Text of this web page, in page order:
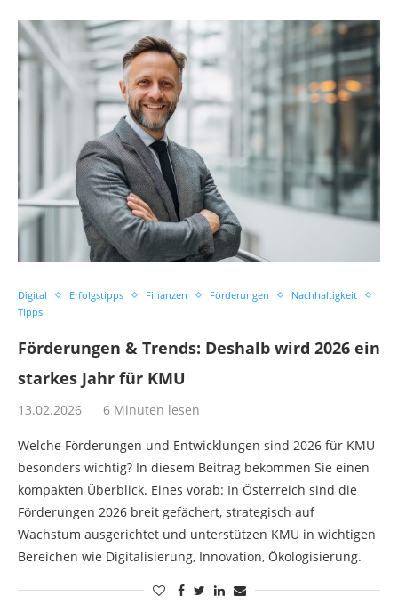
Digital Erfolgstipps Finanzen Förderungen
Nachhaltigkeit
Tipps
Förderungen & Trends: Deshalb wird 2026 ein
starkes Jahr für KMU
13.02.2026 6 Minuten lesen
Welche Förderungen und Entwicklungen sind 2026 für KMU
besonders wichtig? In diesem Beitrag bekommen Sie einen
kompakten Überblick. Eines vorab: In Österreich sind die
Förderungen 2026 breit gefächert, strategisch auf
Wachstum ausgerichtet und unterstützen KMU in wichtigen
Bereichen wie Digitalisierung, Innovation, Ökologisierung.